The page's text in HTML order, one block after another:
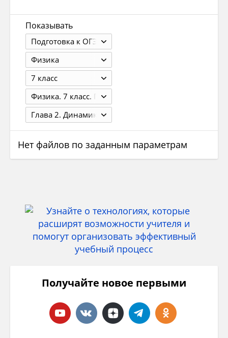
Показывать
Подготовка к ОГЭ
Физика
7 класс
Физика. 7 класс. Грачёв А.В., Погожев В.А., Селиверстов А.В. 3-е изд., перераб. - М.: 2014. - 288 с.
Глава 2. Динамика
Нет файлов по заданным параметрам
Получайте новое первыми